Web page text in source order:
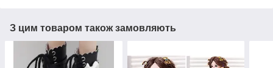
З цим товаром також замовляють